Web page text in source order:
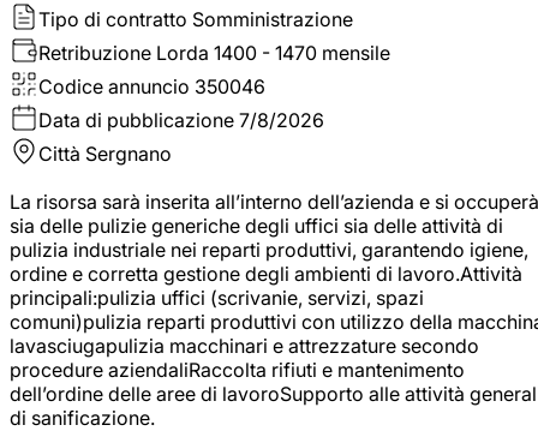
Tipo di contratto Somministrazione
Retribuzione Lorda 1400 - 1470 mensile
Codice annuncio 350046
Data di pubblicazione 7/8/2026
Città Sergnano
La risorsa sarà inserita all’interno dell’azienda e si occuperà
sia delle pulizie generiche degli uffici sia delle attività di
pulizia industriale nei reparti produttivi, garantendo igiene,
ordine e corretta gestione degli ambienti di lavoro.Attività
principali:pulizia uffici (scrivanie, servizi, spazi
comuni)pulizia reparti produttivi con utilizzo della
lavasciugapulizia macchinari e attrezzature secondo
procedure aziendaliRaccolta rifiuti e mantenimento
dell’ordine delle aree di lavoroSupporto alle attività
di sanificazione.